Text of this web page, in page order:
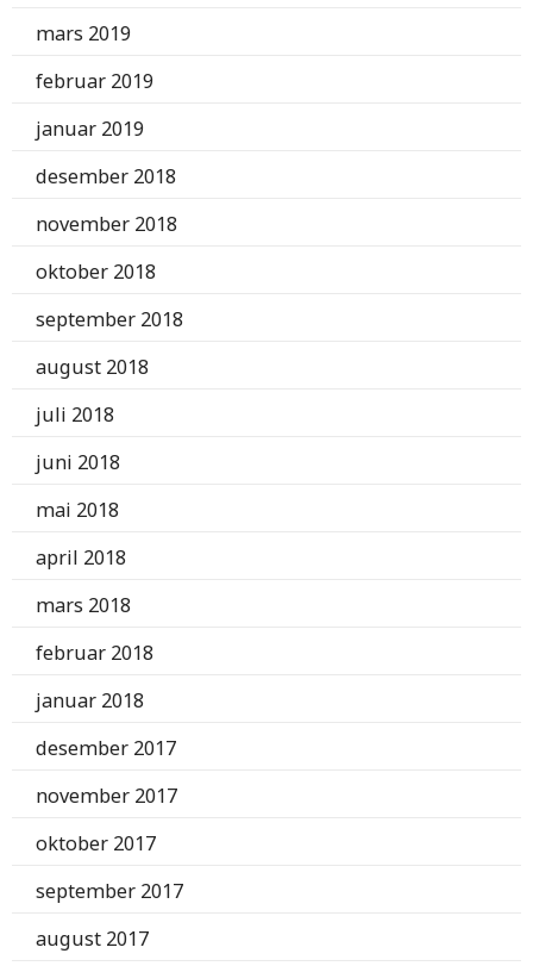
mars 2019
februar 2019
januar 2019
desember 2018
november 2018
oktober 2018
september 2018
august 2018
juli 2018
juni 2018
mai 2018
april 2018
mars 2018
februar 2018
januar 2018
desember 2017
november 2017
oktober 2017
september 2017
august 2017